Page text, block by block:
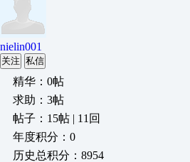
nielin001
关注 私信
精华：0帖
求助：3帖
帖子：15帖 | 11回
年度积分：0
历史总积分：8954